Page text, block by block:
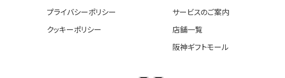
プライバシーポリシー
クッキーポリシー
サービスのご案内
店舗一覧
阪神ギフトモール